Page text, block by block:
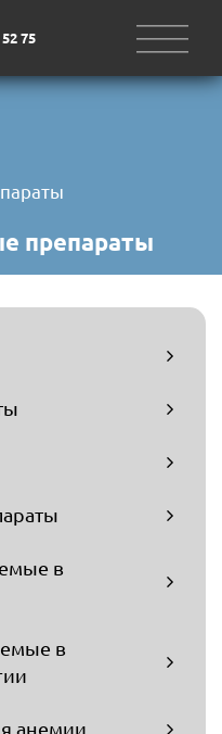
75
препараты
в
в
анемии